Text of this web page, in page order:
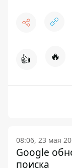
👍 🔥
08:06, 23 мая
Google
поиска